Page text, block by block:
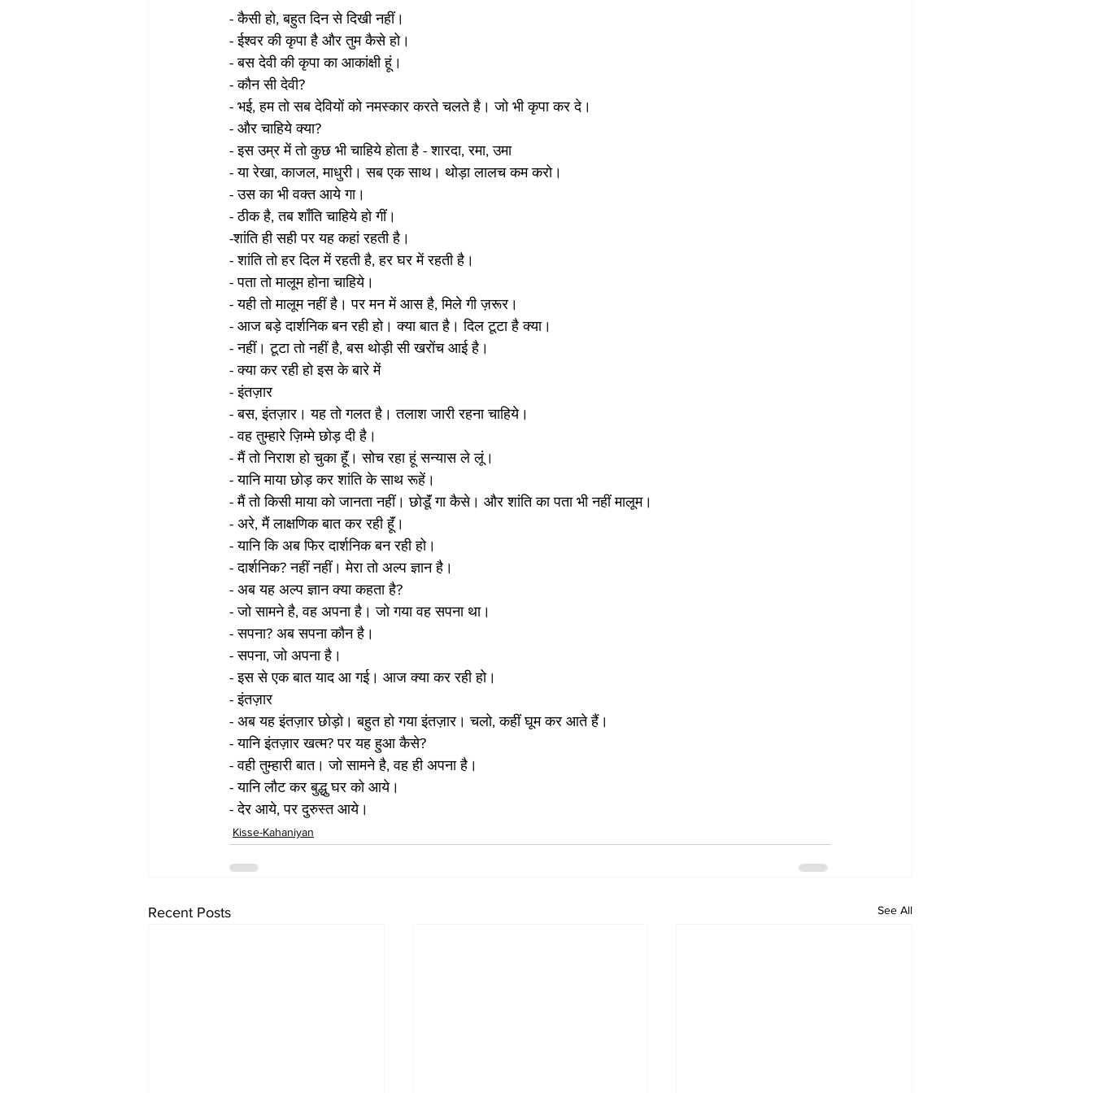
- कैसी हो, बहुत दिन से दिखी नहीं।
- ईश्वर की कृपा है और तुम कैसे हो।
- बस देवी की कृपा का आकांक्षी हूं।
- कौन सी देवी?
- भई, हम तो सब देवियों को नमस्कार करते चलते है। जो भी कृपा कर दे।
- और चाहिये क्या?
- इस उम्र में तो कुछ भी चाहिये होता है - शारदा, रमा, उमा
- या रेखा, काजल, माधुरी। सब एक साथ। थोड़ा लालच कम करो।
- उस का भी वक्त आये गा।
- ठीक है, तब शॉंति चाहिये हो गीं।
-शांति ही सही पर यह कहां रहती है।
- शांति तो हर दिल में रहती है, हर घर में रहती है।
- पता तो मालूम होना चाहिये।
- यही तो मालूम नहीं है। पर मन में आस है, मिले गी ज़रूर।
- आज बड़े दार्शनिक बन रही हो। क्या बात है। दिल टूटा है क्या।
- नहीं। टूटा तो नहीं है, बस थोड़ी सी खरोंच आई है।
- क्या कर रही हो इस के बारे में
- इंतज़ार
- बस, इंतज़ार। यह तो गलत है। तलाश जारी रहना चाहिये।
- वह तुम्हारे ज़िम्मे छोड़ दी है।
- मैं तो निराश हो चुका हूॅं। सोच रहा हूं सन्यास ले लूं।
- यानि माया छोड़ कर शांति के साथ रूहें।
- मैं तो किसी माया को जानता नहीं। छोडूॅं गा कैसे। और शांति का पता भी नहीं मालूम।
- अरे, मैं लाक्षणिक बात कर रही हूॅं।
- यानि कि अब फिर दार्शनिक बन रही हो।
- दार्शनिक? नहीं नहीं। मेरा तो अल्प ज्ञान है।
- अब यह अल्प ज्ञान क्या कहता है?
- जो सामने है, वह अपना है। जो गया वह सपना था।
- सपना? अब सपना कौन है।
- सपना, जो अपना है।
- इस से एक बात याद आ गई। आज क्या कर रही हो।
- इंतज़ार
- अब यह इंतज़ार छोड़ो। बहुत हो गया इंतज़ार। चलो, कहीं घूम कर आते हैं।
- यानि इंतज़ार खत्म? पर यह हुआ कैसे?
- वही तुम्हारी बात। जो सामने है, वह ही अपना है।
- यानि लौट कर बुद्धु घर को आये।
- देर आये, पर दुरुस्त आये।
Kisse-Kahaniyan
Recent Posts See All